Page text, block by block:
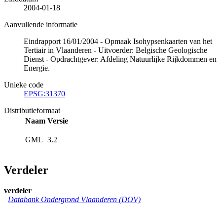
2004-01-18
Aanvullende informatie
Eindrapport 16/01/2004 - Opmaak Isohypsenkaarten van het
Tertiair in Vlaanderen - Uitvoerder: Belgische Geologische
Dienst - Opdrachtgever: Afdeling Natuurlijke Rijkdommen en
Energie.
Unieke code
EPSG:31370
Distributieformaat
Naam Versie
GML 3.2
Verdeler
verdeler
Databank Ondergrond Vlaanderen (DOV)